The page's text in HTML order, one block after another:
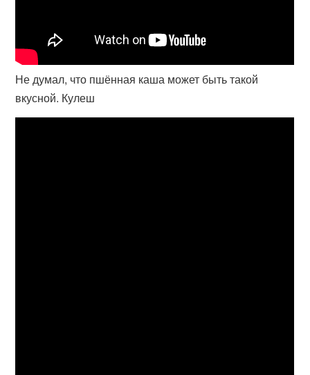
Не думал, что пшённая каша может быть такой
вкусной. Кулеш